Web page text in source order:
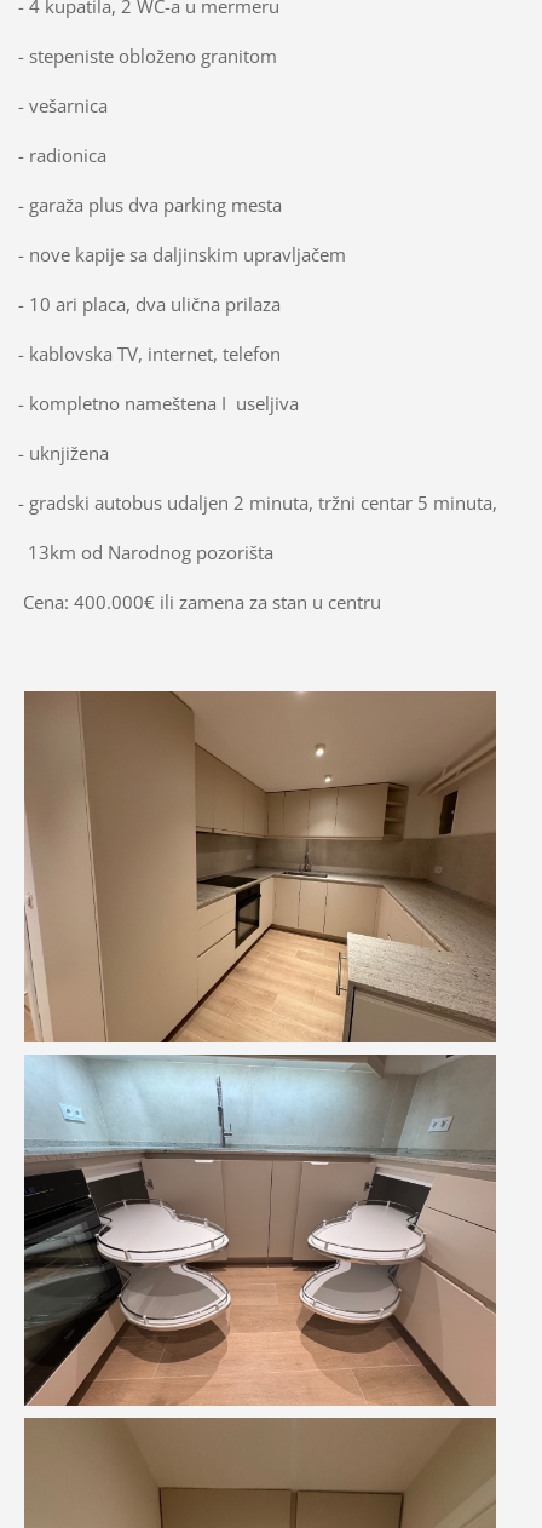
- 4 kupatila, 2 WC-a u mermeru
- stepeniste obloženo granitom
- vešarnica
- radionica
- garaža plus dva parking mesta
- nove kapije sa daljinskim upravljačem
- 10 ari placa, dva ulična prilaza
- kablovska TV, internet, telefon
- kompletno nameštena I useljiva
- uknjižena
- gradski autobus udaljen 2 minuta, tržni centar 5 minuta,
13km od Narodnog pozorišta
Cena: 400.000€ ili zamena za stan u centru